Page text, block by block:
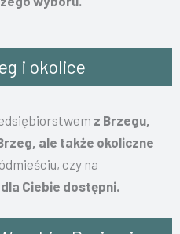
i okolice
z Brzegu,
ale także okoliczne
czy na
Ciebie dostępni.